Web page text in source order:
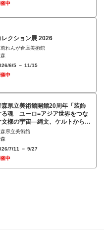
中
レクション展 2026
れんが倉庫美術館
6/5 － 11/15
中
森県立美術館開館20周年「装飾
る魂 ユーロ=アジア世界をつな
文様の宇宙―縄文、ケルトから、
たまで」展
県立美術館
7/11 － 9/27
中